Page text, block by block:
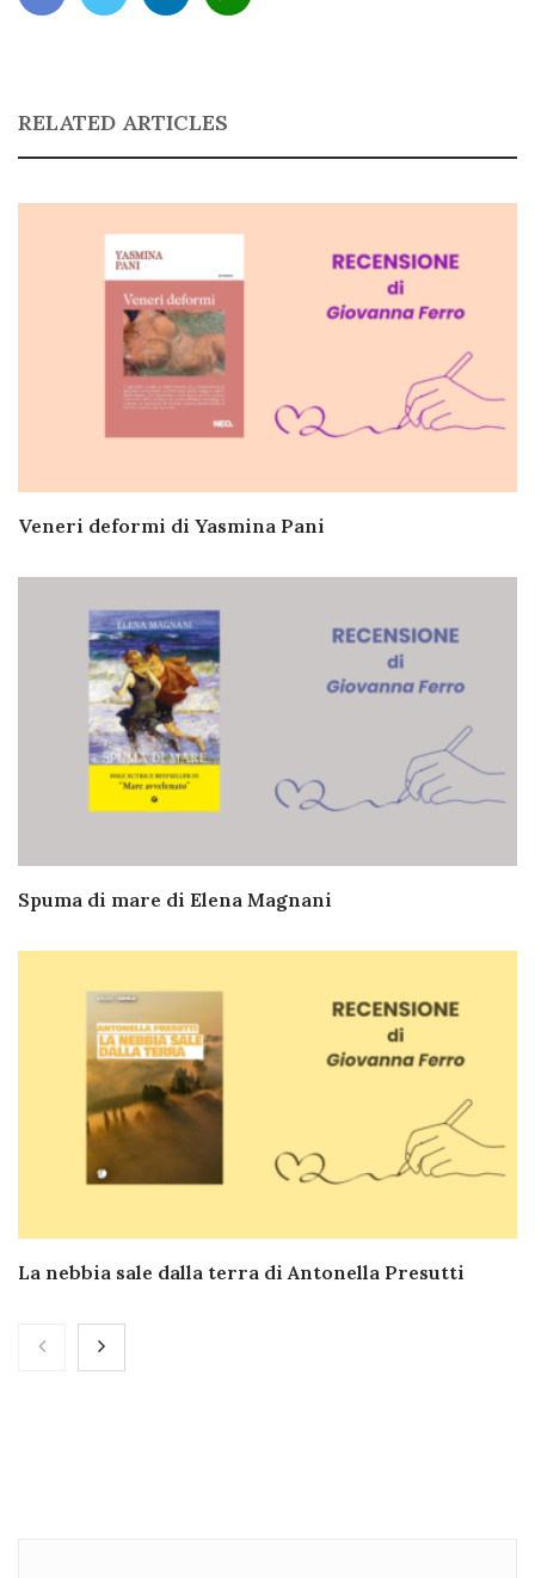
RELATED ARTICLES
Veneri deformi di Yasmina Pani
Spuma di mare di Elena Magnani
La nebbia sale dalla terra di Antonella Presutti